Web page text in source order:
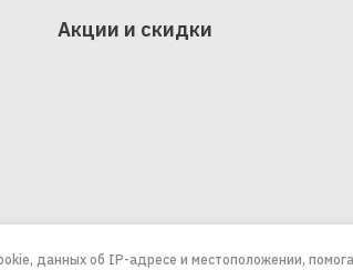
Акции и скидки
данных об IP-адресе и местоположении,